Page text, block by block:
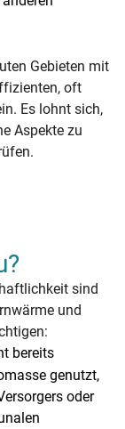
Gebieten mit
oft
Es lohnt sich,
Aspekte zu
sind
und
bereits
genutzt,
oder